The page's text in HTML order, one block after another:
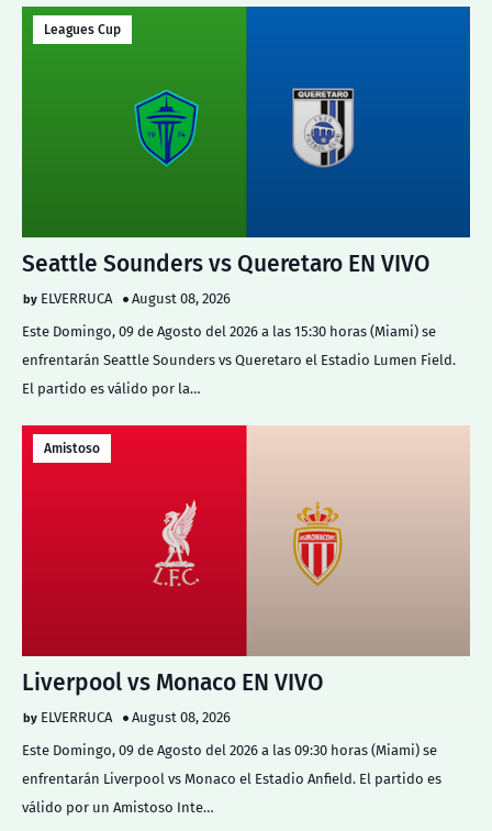
Leagues Cup
Seattle Sounders vs Queretaro EN VIVO
ELVERRUCA
August 08, 2026
Este Domingo, 09 de Agosto del 2026 a las 15:30 horas (Miami) se
enfrentarán Seattle Sounders vs Queretaro el Estadio Lumen Field.
El partido es válido por la…
Amistoso
Liverpool vs Monaco EN VIVO
ELVERRUCA
August 08, 2026
Este Domingo, 09 de Agosto del 2026 a las 09:30 horas (Miami) se
enfrentarán Liverpool vs Monaco el Estadio Anfield. El partido es
válido por un Amistoso Inte…